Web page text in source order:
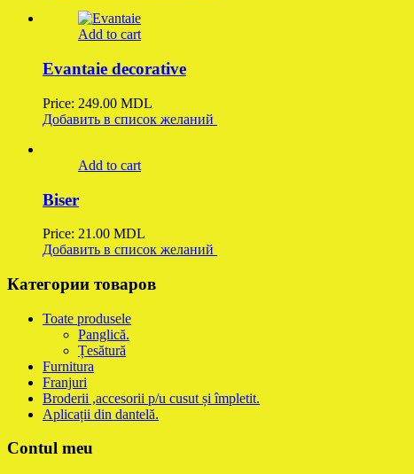
Add to cart
Evantaie decorative
Price: 249.00 MDL
Добавить в список желаний
Add to cart
Biser
Price: 21.00 MDL
Добавить в список желаний
Категории товаров
Toate produsele
Panglică.
Țesătură
Furnitura
Franjuri
Broderii ,accesorii p/u cusut și împletit.
Aplicații din dantelă.
Contul meu